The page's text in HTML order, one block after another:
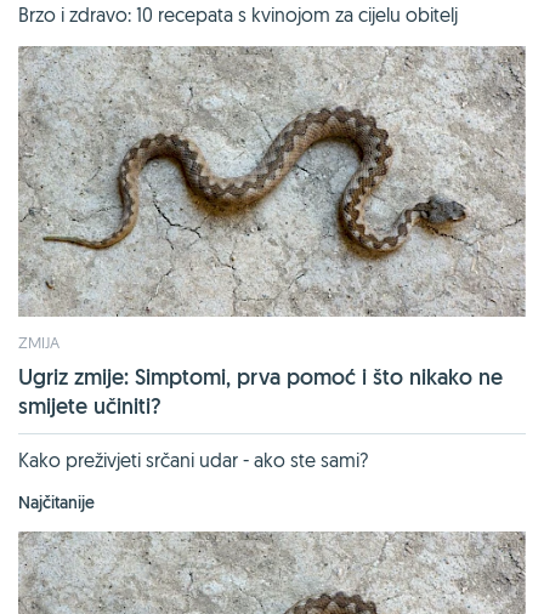
Brzo i zdravo: 10 recepata s kvinojom za cijelu obitelj
ZMIJA
Ugriz zmije: Simptomi, prva pomoć i što nikako ne
smijete učiniti?
Kako preživjeti srčani udar - ako ste sami?
Najčitanije